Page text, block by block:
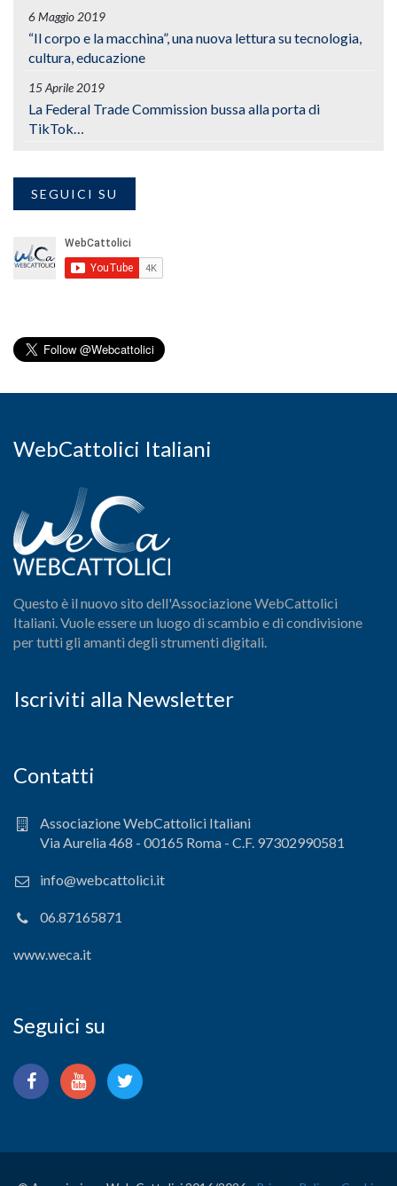
6 Maggio 2019
“Il corpo e la macchina”, una nuova lettura su tecnologia,
cultura, educazione
15 Aprile 2019
La Federal Trade Commission bussa alla porta di
TikTok…
SEGUICI SU
WebCattolici Italiani
Questo è il nuovo sito dell'Associazione WebCattolici
Italiani. Vuole essere un luogo di scambio e di condivisione
per tutti gli amanti degli strumenti digitali.
Iscriviti alla Newsletter
Contatti
Associazione WebCattolici Italiani
Via Aurelia 468 - 00165 Roma - C.F. 97302990581
info@webcattolici.it
06.87165871
www.weca.it
Seguici su